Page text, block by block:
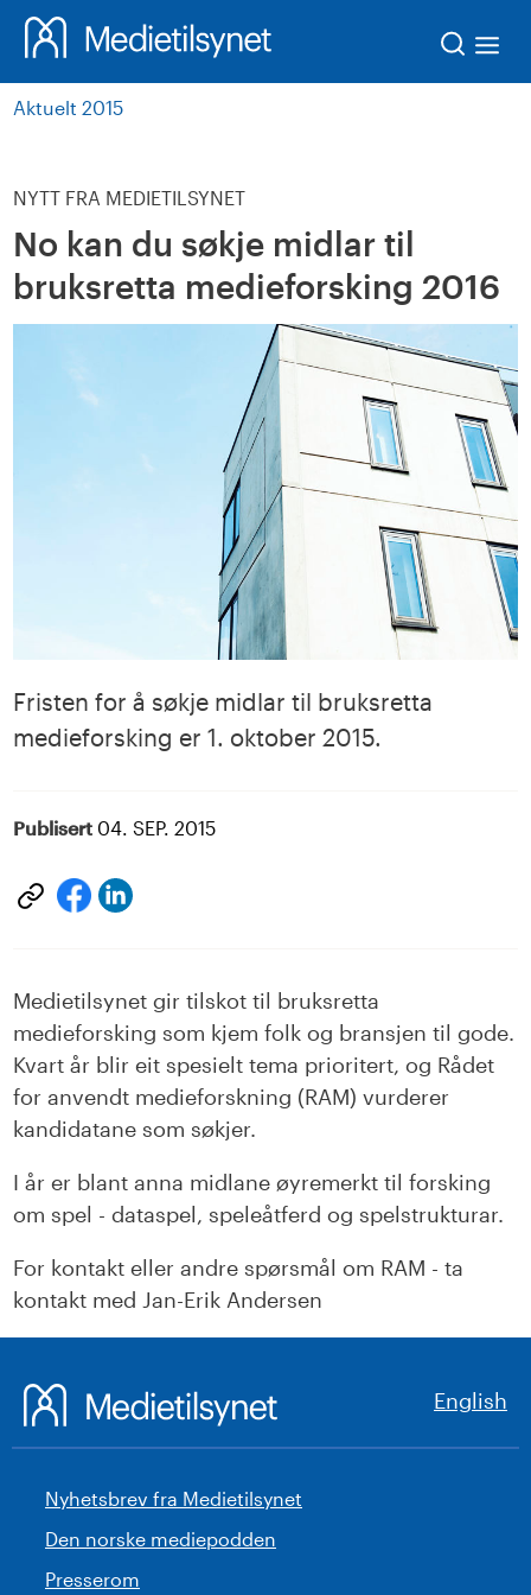
Aktuelt 2015
NYTT FRA MEDIETILSYNET
No kan du søkje midlar til
bruksretta medieforsking 2016
Fristen for å søkje midlar til bruksretta
medieforsking er 1. oktober 2015.
Publisert 04. SEP. 2015
Del Del
Medietilsynet gir tilskot til bruksretta
medieforsking som kjem folk og bransjen til gode.
Kvart år blir eit spesielt tema prioritert, og Rådet
for anvendt medieforskning (RAM) vurderer
kandidatane som søkjer.
I år er blant anna midlane øyremerkt til forsking
om spel - dataspel, speleåtferd og spelstrukturar.
For kontakt eller andre spørsmål om RAM - ta
kontakt med Jan-Erik Andersen
English
Nyhetsbrev fra Medietilsynet
Den norske mediepodden
Presserom